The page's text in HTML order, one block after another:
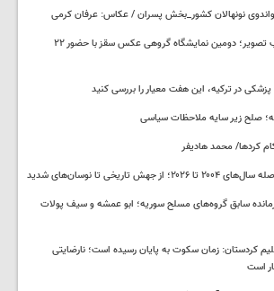
نونهالان کشور_بخش پسران / عکاس: عرفان کرمی
روایت کردستان در قاب تصویر؛ دومین نمایشگاه گروهی عکس سقز با حضور ۲۲
در ترکیه، این هفت معیار را بررسی کنید
صلح زیر سایه ملاحظات سیاسی
کردها/ محمد هادیفر
تاریخی تا نوسان‌های شدید
سابق گروه‌های مسلح سوریه؛ ابو عمشه و سیف پولات
کردستان: زمان سکوت به پایان رسیده است؛ نارضایتی
است